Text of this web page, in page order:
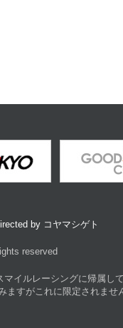
by コヤマシゲト
reserved
マイルレーシングに帰属して
ますがこれに限定されませ